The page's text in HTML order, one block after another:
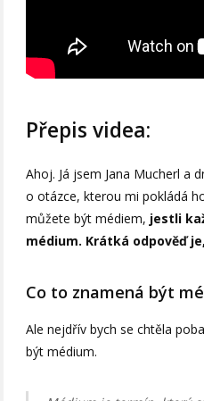
Přepis videa:
Ahoj. Já jsem Jana Mucherl a
o otázce, kterou mi pokládá
můžete být médiem, jestli
médium. Krátká odpověď
Co to znamená být
Ale nejdřív bych se chtěla
být médium.